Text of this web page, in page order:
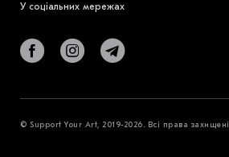
У соціальних мережах
© Support Your Art, 2019-2026. Всі права захищені